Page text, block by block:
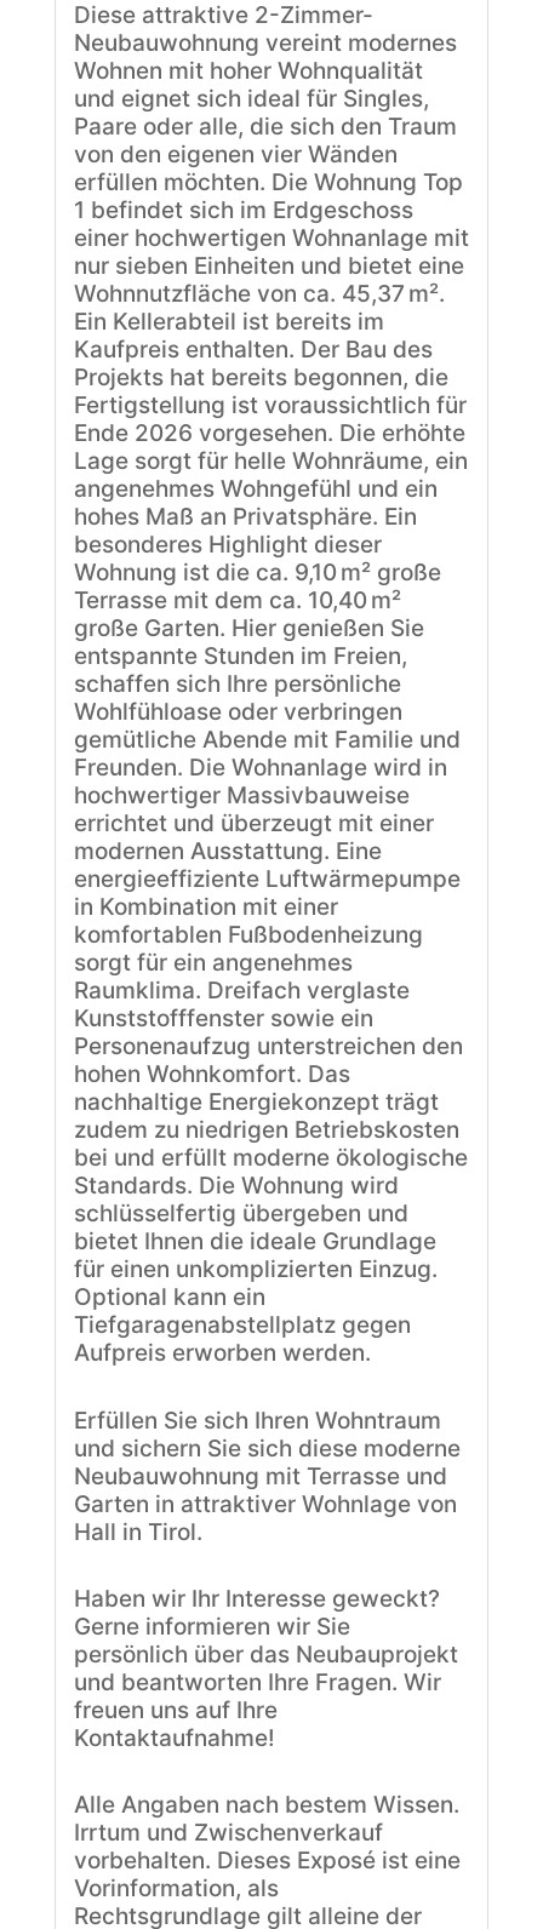
Diese attraktive 2-Zimmer-
Neubauwohnung vereint modernes
Wohnen mit hoher Wohnqualität
und eignet sich ideal für Singles,
Paare oder alle, die sich den Traum
von den eigenen vier Wänden
erfüllen möchten. Die Wohnung Top
1 befindet sich im Erdgeschoss
einer hochwertigen Wohnanlage mit
nur sieben Einheiten und bietet eine
Wohnnutzfläche von ca. 45,37 m².
Ein Kellerabteil ist bereits im
Kaufpreis enthalten. Der Bau des
Projekts hat bereits begonnen, die
Fertigstellung ist voraussichtlich für
Ende 2026 vorgesehen. Die erhöhte
Lage sorgt für helle Wohnräume, ein
angenehmes Wohngefühl und ein
hohes Maß an Privatsphäre. Ein
besonderes Highlight dieser
Wohnung ist die ca. 9,10 m² große
Terrasse mit dem ca. 10,40 m²
große Garten. Hier genießen Sie
entspannte Stunden im Freien,
schaffen sich Ihre persönliche
Wohlfühloase oder verbringen
gemütliche Abende mit Familie und
Freunden. Die Wohnanlage wird in
hochwertiger Massivbauweise
errichtet und überzeugt mit einer
modernen Ausstattung. Eine
energieeffiziente Luftwärmepumpe
in Kombination mit einer
komfortablen Fußbodenheizung
sorgt für ein angenehmes
Raumklima. Dreifach verglaste
Kunststofffenster sowie ein
Personenaufzug unterstreichen den
hohen Wohnkomfort. Das
nachhaltige Energiekonzept trägt
zudem zu niedrigen Betriebskosten
bei und erfüllt moderne ökologische
Standards. Die Wohnung wird
schlüsselfertig übergeben und
bietet Ihnen die ideale Grundlage
für einen unkomplizierten Einzug.
Optional kann ein
Tiefgaragenabstellplatz gegen
Aufpreis erworben werden.
Erfüllen Sie sich Ihren Wohntraum
und sichern Sie sich diese moderne
Neubauwohnung mit Terrasse und
Garten in attraktiver Wohnlage von
Hall in Tirol.
Haben wir Ihr Interesse geweckt?
Gerne informieren wir Sie
persönlich über das Neubauprojekt
und beantworten Ihre Fragen. Wir
freuen uns auf Ihre
Kontaktaufnahme!
Alle Angaben nach bestem Wissen.
Irrtum und Zwischenverkauf
vorbehalten. Dieses Exposé ist eine
Vorinformation, als
Rechtsgrundlage gilt alleine der